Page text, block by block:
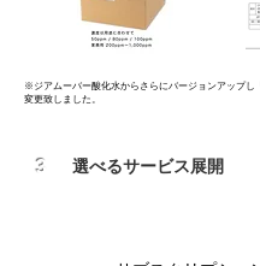
※ジアムーバー酸化水からさらにバージョンアップし
変更致しました。
​3 ​選べるサービス展開